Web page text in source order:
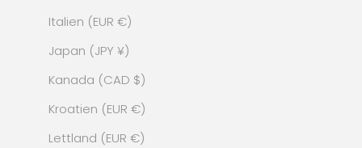
Italien (EUR €)
Japan (JPY ¥)
Kanada (CAD $)
Kroatien (EUR €)
Lettland (EUR €)